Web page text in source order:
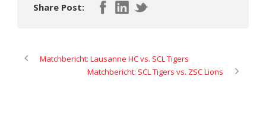
Share Post:
Matchbericht: Lausanne HC vs. SCL Tigers
Matchbericht: SCL Tigers vs. ZSC Lions